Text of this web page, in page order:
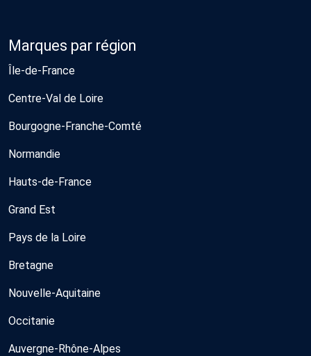
Marques par région
Île-de-France
Centre-Val de Loire
Bourgogne-Franche-Comté
Normandie
Hauts-de-France
Grand Est
Pays de la Loire
Bretagne
Nouvelle-Aquitaine
Occitanie
Auvergne-Rhône-Alpes